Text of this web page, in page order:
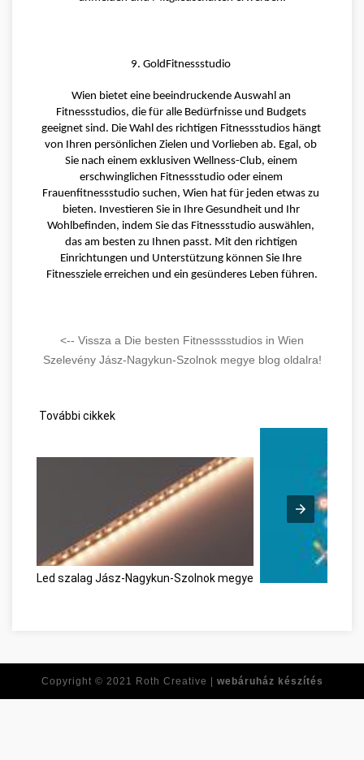
9. GoldFitnessstudio
Wien bietet eine beeindruckende Auswahl an
Fitnessstudios, die für alle Bedürfnisse und Budgets
geeignet sind. Die Wahl des richtigen Fitnessstudios hängt
von Ihren persönlichen Zielen und Vorlieben ab. Egal, ob
Sie nach einem exklusiven Wellness-Club, einem
erschwinglichen Fitnessstudio oder einem
Frauenfitnessstudio suchen, Wien hat für jeden etwas zu
bieten. Investieren Sie in Ihre Gesundheit und Ihr
Wohlbefinden, indem Sie das Fitnessstudio auswählen,
das am besten zu Ihnen passt. Mit den richtigen
Einrichtungen und Unterstützung können Sie Ihre
Fitnessziele erreichen und ein gesünderes Leben führen.
<-- Vissza a Die besten Fitnesssstudios in Wien
Szelevény Jász-Nagykun-Szolnok megye blog oldalra!
További cikkek
Led szalag Jász-Nagykun-Szolnok megye
Copyright © 2021 Roth Creative | webáruház készítés